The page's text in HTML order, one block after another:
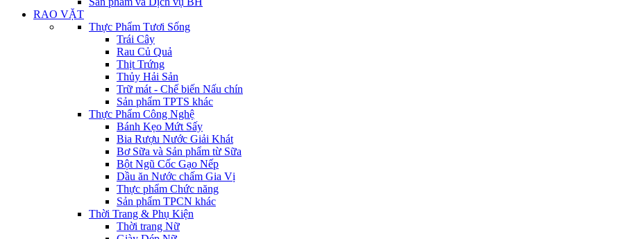
RAO VẶT
Thực Phẩm Tươi Sống
Trái Cây
Rau Củ Quả
Thịt Trứng
Thủy Hải Sản
Trữ mát - Chế biến Nấu chín
Sản phẩm TPTS khác
Thực Phẩm Công Nghệ
Bánh Kẹo Mứt Sấy
Bia Rượu Nước Giải Khát
Bơ Sữa và Sản phẩm từ Sữa
Bột Ngũ Cốc Gạo Nếp
Dầu ăn Nước chấm Gia Vị
Thực phẩm Chức năng
Sản phẩm TPCN khác
Thời Trang & Phụ Kiện
Thời trang Nữ